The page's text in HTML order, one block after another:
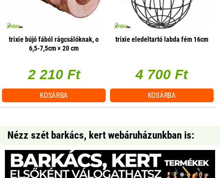
trixie bújó fából rágcsálóknak, o
6,5-7,5cm × 20 cm
2 210 Ft
KOSÁRBA
trixie eledeltartó labda fém 16cm
4 700 Ft
KOSÁRBA
Nézz szét barkács, kert webáruházunkban is: